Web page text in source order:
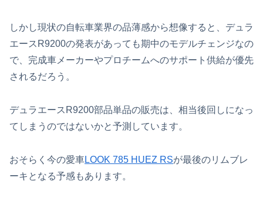
しかし現状の自転車業界の品薄感から想像すると、デュラ
エースR9200の発表があっても期中のモデルチェンジなの
で、完成車メーカーやプロチームへのサポート供給が優先
されるだろう。
デュラエースR9200部品単品の販売は、相当後回しになっ
てしまうのではないかと予測しています。
おそらく今の愛車LOOK 785 HUEZ RSが最後のリムブレ
ーキとなる予感もあります。